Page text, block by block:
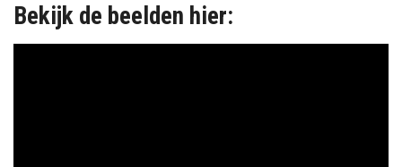
Bekijk de beelden hier: